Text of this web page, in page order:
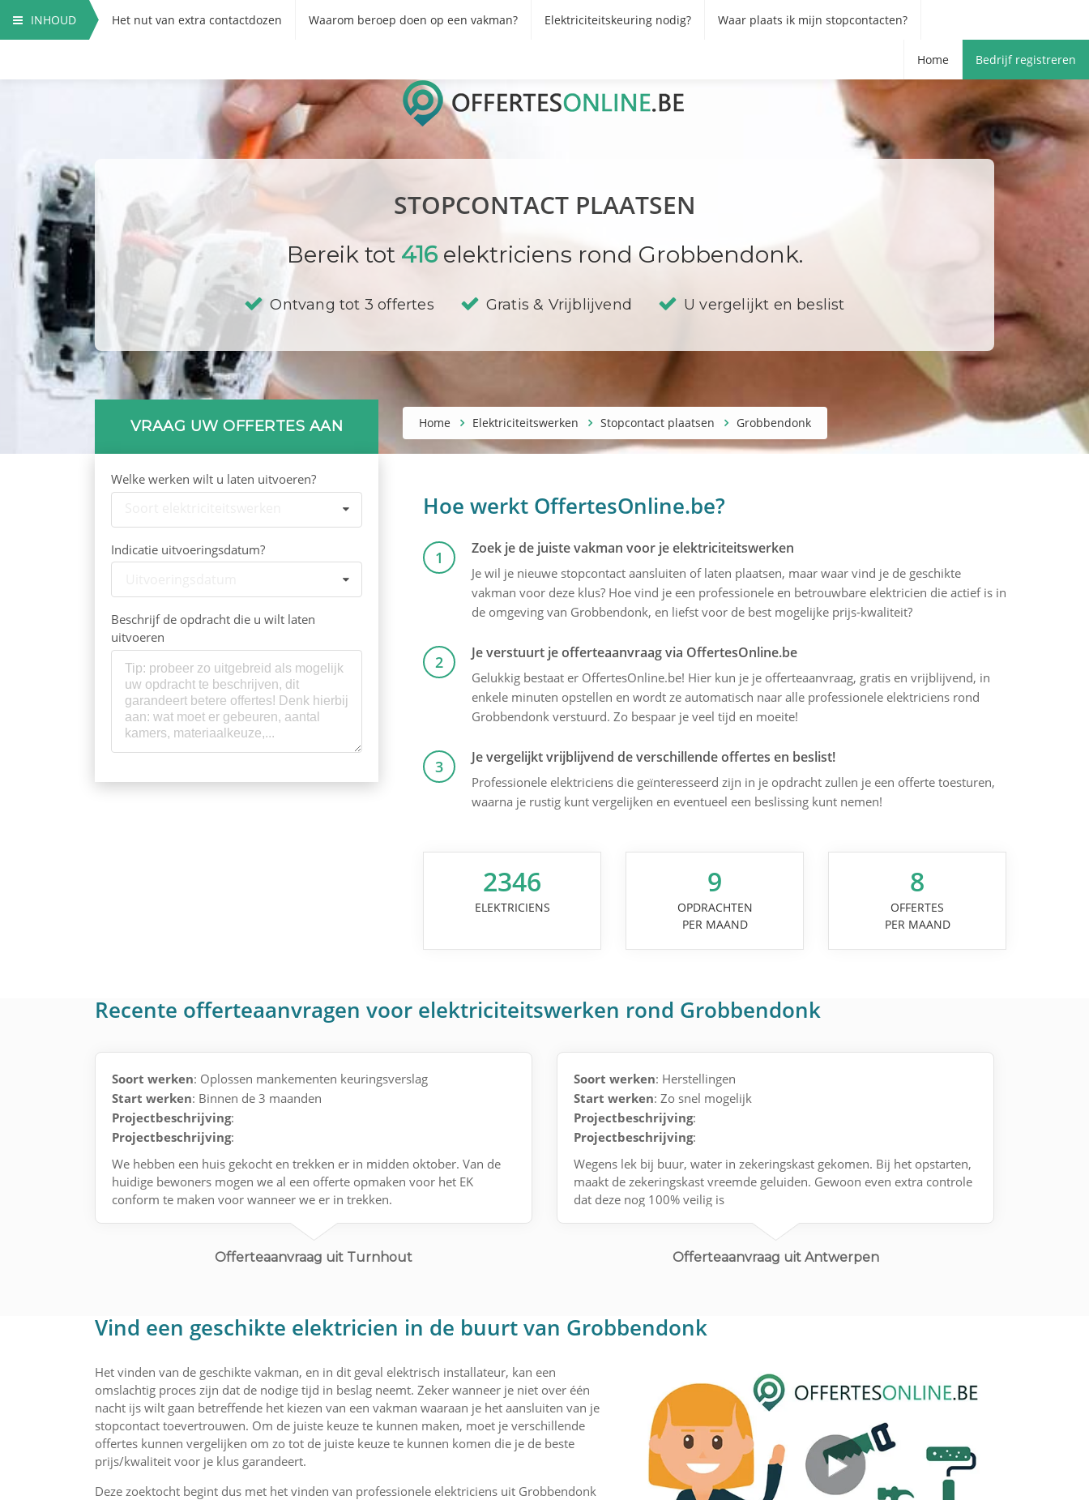
INHOUD Het nut van extra contactdozen Waarom beroep doen op een vakman? Elektriciteitskeuring nodig? Waar plaats ik mijn stopcontacten?
Home Bedrijf registreren
STOPCONTACT PLAATSEN
Bereik tot 416elektriciens rond Grobbendonk.
Ontvang tot 3 offertes Gratis & Vrijblijvend U vergelijkt en beslist
Home Elektriciteitswerken Stopcontact plaatsen Grobbendonk
VRAAG UW OFFERTES AAN
Welke werken wilt u laten uitvoeren?
Indicatie uitvoeringsdatum?
Beschrijf de opdracht die u wilt laten
uitvoeren
Hoe werkt OffertesOnline.be?
1 Zoek je de juiste vakman voor je elektriciteitswerken
Je wil je nieuwe stopcontact aansluiten of laten plaatsen, maar waar vind je de geschikte
vakman voor deze klus? Hoe vind je een professionele en betrouwbare elektricien die actief is in
de omgeving van Grobbendonk, en liefst voor de best mogelijke prijs-kwaliteit?
2 Je verstuurt je offerteaanvraag via OffertesOnline.be
Gelukkig bestaat er OffertesOnline.be! Hier kun je je offerteaanvraag, gratis en vrijblijvend, in
enkele minuten opstellen en wordt ze automatisch naar alle professionele elektriciens rond
Grobbendonk verstuurd. Zo bespaar je veel tijd en moeite!
3 Je vergelijkt vrijblijvend de verschillende offertes en beslist!
Professionele elektriciens die geïnteresseerd zijn in je opdracht zullen je een offerte toesturen,
waarna je rustig kunt vergelijken en eventueel een beslissing kunt nemen!
2346
ELEKTRICIENS
9
OPDRACHTEN
PER MAAND
8
OFFERTES
PER MAAND
Recente offerteaanvragen voor elektriciteitswerken rond Grobbendonk
Soort werken: Oplossen mankementen keuringsverslag
Start werken: Binnen de 3 maanden
Projectbeschrijving:
Projectbeschrijving:
We hebben een huis gekocht en trekken er in midden oktober. Van de
huidige bewoners mogen we al een offerte opmaken voor het EK
conform te maken voor wanneer we er in trekken.
Offerteaanvraag uit Turnhout
Soort werken: Herstellingen
Start werken: Zo snel mogelijk
Projectbeschrijving:
Projectbeschrijving:
Wegens lek bij buur, water in zekeringskast gekomen. Bij het opstarten,
maakt de zekeringskast vreemde geluiden. Gewoon even extra controle
dat deze nog 100% veilig is
Offerteaanvraag uit Antwerpen
Vind een geschikte elektricien in de buurt van Grobbendonk
Het vinden van de geschikte vakman, en in dit geval elektrisch installateur, kan een
omslachtig proces zijn dat de nodige tijd in beslag neemt. Zeker wanneer je niet over één
nacht ijs wilt gaan betreffende het kiezen van een vakman waaraan je het aansluiten van je
stopcontact toevertrouwen. Om de juiste keuze te kunnen maken, moet je verschillende
offertes kunnen vergelijken om zo tot de juiste keuze te kunnen komen die je de beste
prijs/kwaliteit voor je klus garandeert.
Deze zoektocht begint dus met het vinden van professionele elektriciens uit Grobbendonk